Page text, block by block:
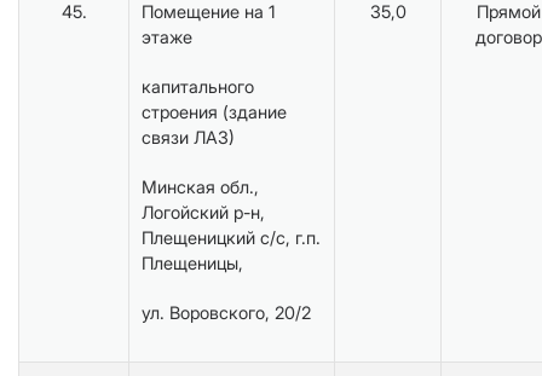
45.
Помещение на 1
этаже
капитального
строения (здание
связи ЛАЗ)
Минская обл.,
Логойский р-н,
Плещеницкий с/с, г.п.
Плещеницы,
ул. Воровского, 20/2
35,0
Прямой
договор